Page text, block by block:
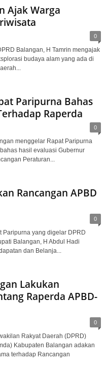
Ajak Warga
0
Balangan, H Tamrin mengajak
budaya alam yang ada di
Paripurna Bahas
Raperda
0
menggelar Rapat Paripurna
hasil evaluasi Gubernur
Peraturan...
Rancangan APBD
0
Paripurna yang digelar DPRD
Balangan, H Abdul Hadi
dan Belanja...
Lakukan
Raperda APBD-
0
Rakyat Daerah (DPRD)
Kabupaten Balangan adakan
terhadap Rancangan